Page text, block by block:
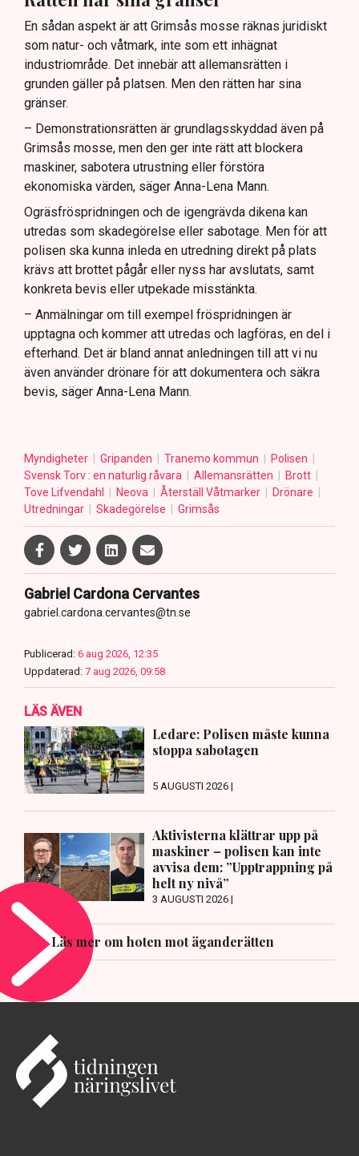
En sådan aspekt är att Grimsås mosse räknas juridiskt
som natur- och våtmark, inte som ett inhägnat
industriområde. Det innebär att allemansrätten i
grunden gäller på platsen. Men den rätten har sina
gränser.
– Demonstrationsrätten är grundlagsskyddad även på
Grimsås mosse, men den ger inte rätt att blockera
maskiner, sabotera utrustning eller förstöra
ekonomiska värden, säger Anna-Lena Mann.
Ogräsfröspridningen och de igengrävda dikena kan
utredas som skadegörelse eller sabotage. Men för att
polisen ska kunna inleda en utredning direkt på plats
krävs att brottet pågår eller nyss har avslutats, samt
konkreta bevis eller utpekade misstänkta.
– Anmälningar om till exempel fröspridningen är
upptagna och kommer att utredas och lagföras, en del i
efterhand. Det är bland annat anledningen till att vi nu
även använder drönare för att dokumentera och säkra
bevis, säger Anna-Lena Mann.
Myndigheter Gripanden Tranemo kommun
Polisen
Svensk Torv : en naturlig råvara
Allemansrätten
Brott
Tove Lifvendahl
Neova Återställ Våtmarker
Drönare
Utredningar
Skadegörelse Grimsås
Gabriel Cardona Cervantes
gabriel.cardona.cervantes@tn.se
Publicerad: 6 aug 2026, 12:35
Uppdaterad: 7 aug 2026, 09:58
LÄS ÄVEN
Ledare: Polisen måste kunna
stoppa sabotagen
5 AUGUSTI 2026 |
Aktivisterna klättrar upp på
maskiner – polisen kan inte
avvisa dem: ”Upptrappning på
helt ny nivå”
3 AUGUSTI 2026 |
Läs mer om hoten mot äganderätten